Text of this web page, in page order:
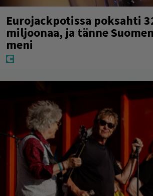
Eurojackpotissa poksahti
miljoonaa, ja tänne
meni